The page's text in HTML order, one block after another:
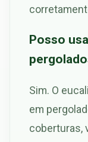
Posso
Sim. O
em
coberturas,